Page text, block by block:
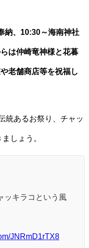
納、10:30～海南神社
は仲崎竜神様と花暮
老舗商店等を祝福し
統あるお祭り、チャッ
しょう。
ッキラコという風
JNRmD1rTX8